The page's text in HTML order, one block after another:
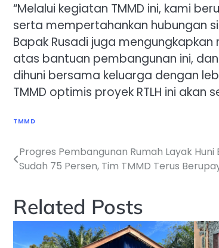
“Melalui kegiatan TMMD ini, kami
serta mempertahankan hubungan
Bapak Rusadi juga
atas bantuan pembangunan ini,
dihuni bersama keluarga dengan
TMMD optimis proyek RTLH ini
TMMD
Navigasi
Progres Pembangunan Rumah Layak Huni
Sudah 75 Persen, Tim TMMD Terus
Related Posts